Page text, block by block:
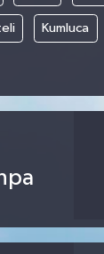
Kumluca